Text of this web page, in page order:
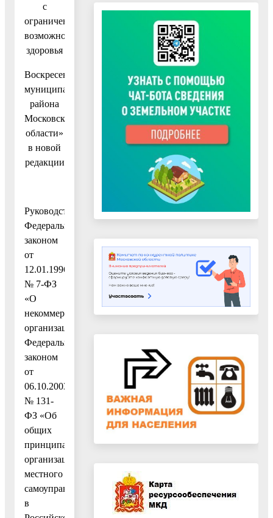
с
ограниченными
возможностями
здоровья
Воскресенского
муниципального
района
Московской
области»
в новой
редакции
Руководствуясь
Федеральным
законом
от
12.01.1996
№ 7-ФЗ
«О
некоммерческих
организациях»,
Федеральным
законом
от
06.10.2003
№ 131-
ФЗ «Об
общих
принципах
организации
местного
самоуправления
в